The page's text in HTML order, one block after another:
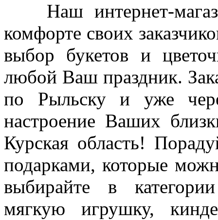
Наш интернет-
комфорте своих
выбор букетов и
любой Ваш праздник.
по Рыльску и уже
настроение Ваших
Курская область!
подарками, которые
выбирайте в
мягкую игрушку,